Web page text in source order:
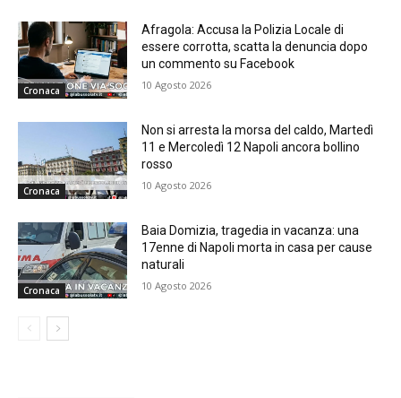
Cronaca
Afragola: Accusa la Polizia Locale di
essere corrotta, scatta la denuncia dopo
un commento su Facebook
10 Agosto 2026
Cronaca
Non si arresta la morsa del caldo, Martedì
11 e Mercoledì 12 Napoli ancora bollino
rosso
10 Agosto 2026
Cronaca
Baia Domizia, tragedia in vacanza: una
17enne di Napoli morta in casa per cause
naturali
10 Agosto 2026